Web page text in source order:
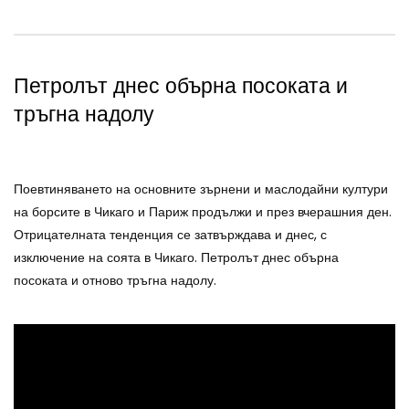
Петролът днес обърна посоката и
тръгна надолу
Поевтиняването на основните зърнени и маслодайни култури
на борсите в Чикаго и Париж продължи и през вчерашния ден.
Отрицателната тенденция се затвърждава и днес, с
изключение на соята в Чикаго. Петролът днес обърна
посоката и отново тръгна надолу.